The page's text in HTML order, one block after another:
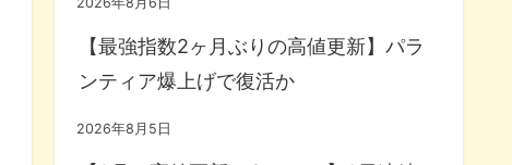
【最強指数2ヶ月ぶりの高値更新】パラ
ンティア爆上げで復活か
2026年8月5日